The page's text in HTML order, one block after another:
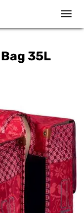
35L